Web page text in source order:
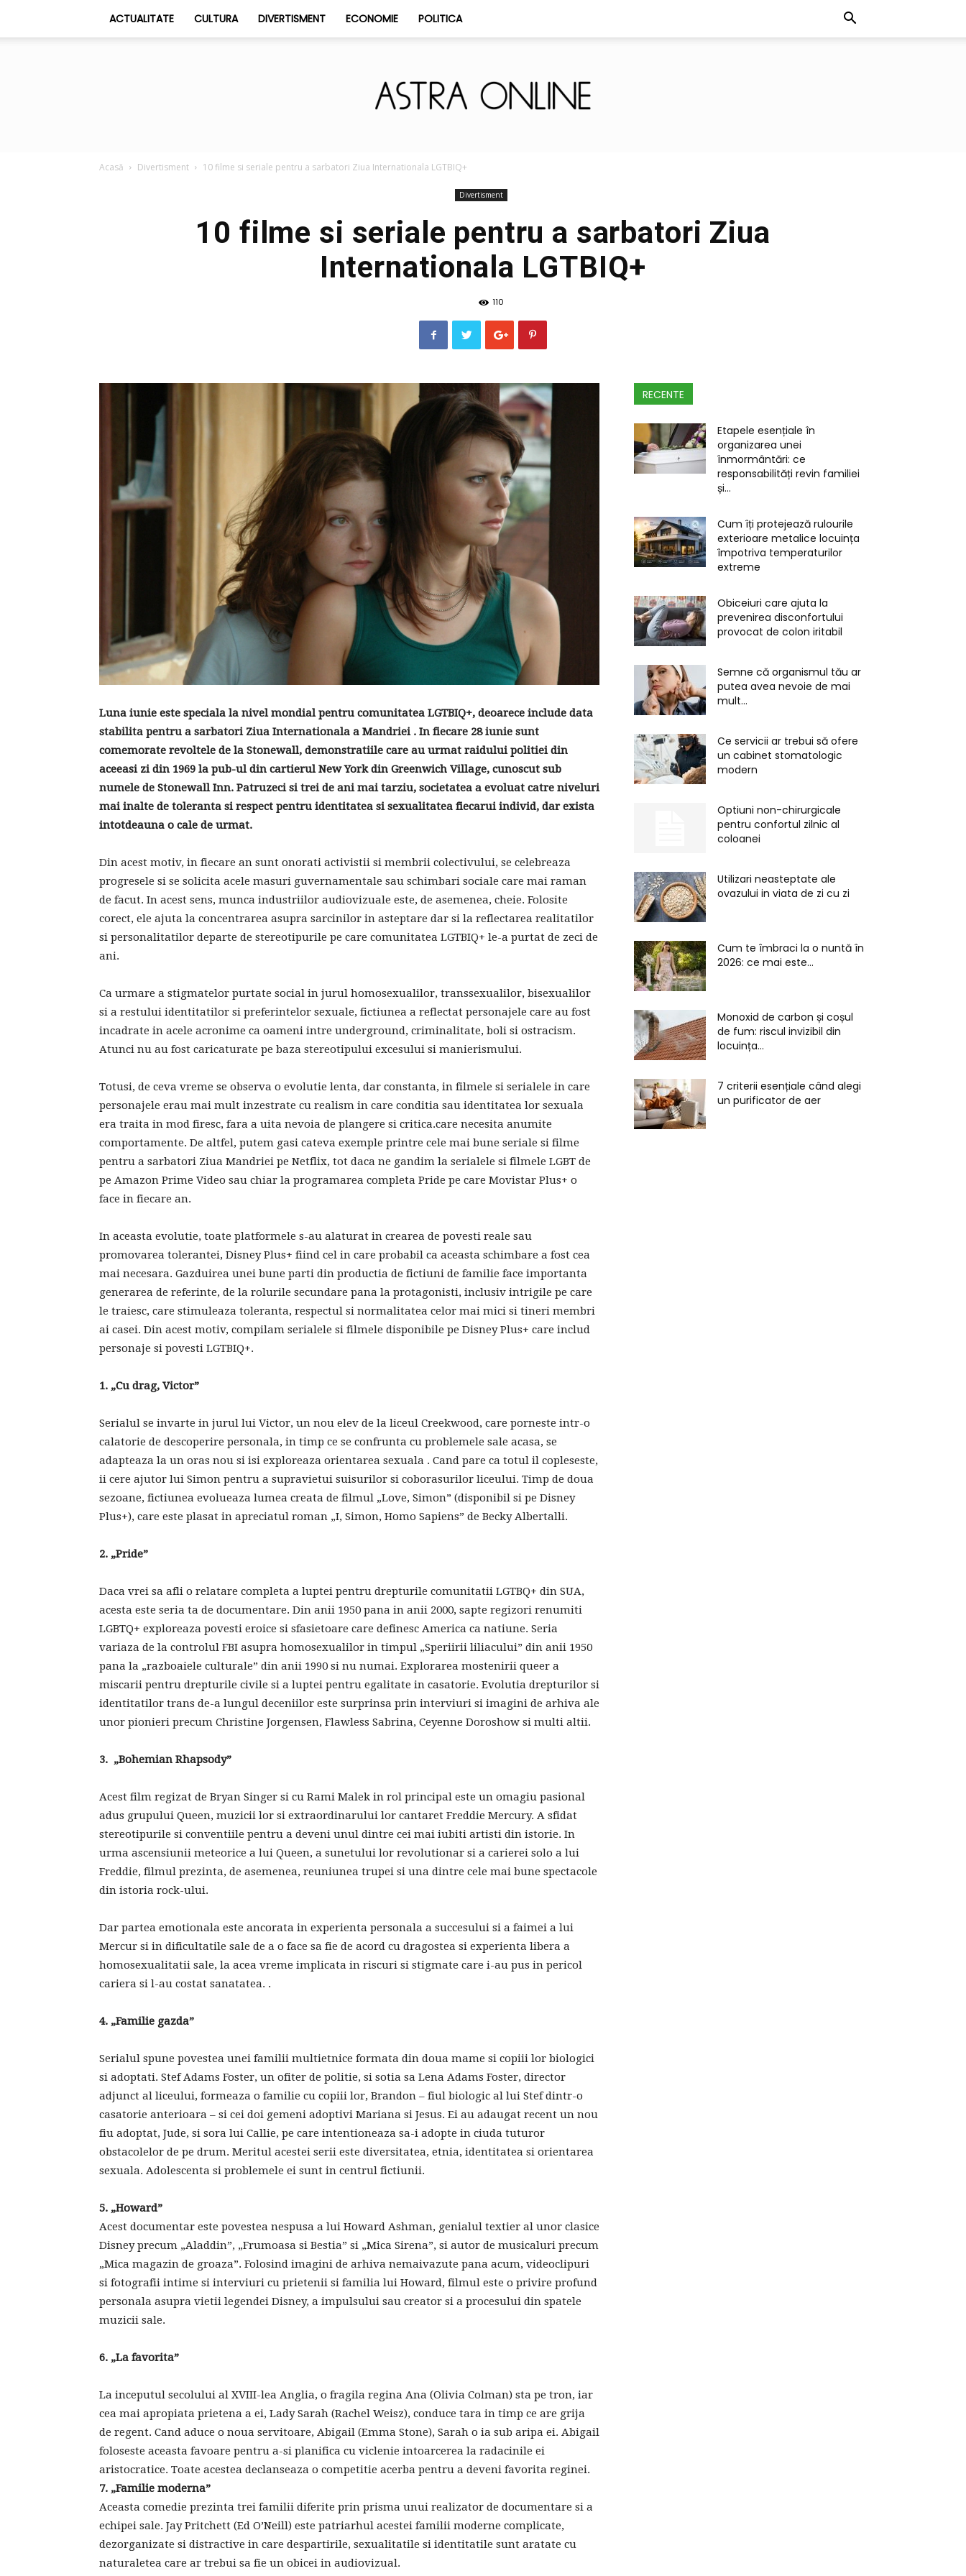
ACTUALITATE CULTURA DIVERTISMENT ECONOMIE POLITICA
Online
Acasă Divertisment 10 filme si seriale pentru a sarbatori Ziua Internationala LGTBIQ+
Divertisment
10 filme si seriale pentru a sarbatori Ziua
Internationala LGTBIQ+
110
Luna iunie este speciala la nivel mondial pentru comunitatea LGTBIQ+, deoarece include data
stabilita pentru a sarbatori Ziua Internationala a Mandriei . In fiecare 28 iunie sunt
comemorate revoltele de la Stonewall, demonstratiile care au urmat raidului politiei din
aceeasi zi din 1969 la pub-ul din cartierul New York din Greenwich Village, cunoscut sub
numele de Stonewall Inn. Patruzeci si trei de ani mai tarziu, societatea a evoluat catre niveluri
mai inalte de toleranta si respect pentru identitatea si sexualitatea fiecarui individ, dar exista
intotdeauna o cale de urmat.
Din acest motiv, in fiecare an sunt onorati activistii si membrii colectivului, se celebreaza
progresele si se solicita acele masuri guvernamentale sau schimbari sociale care mai raman
de facut. In acest sens, munca industriilor audiovizuale este, de asemenea, cheie. Folosite
corect, ele ajuta la concentrarea asupra sarcinilor in asteptare dar si la reflectarea realitatilor
si personalitatilor departe de stereotipurile pe care comunitatea LGTBIQ+ le-a purtat de zeci de
ani.
Ca urmare a stigmatelor purtate social in jurul homosexualilor, transsexualilor, bisexualilor
si a restului identitatilor si preferintelor sexuale, fictiunea a reflectat personajele care au fost
incadrate in acele acronime ca oameni intre underground, criminalitate, boli si ostracism.
Atunci nu au fost caricaturate pe baza stereotipului excesului si manierismului.
Totusi, de ceva vreme se observa o evolutie lenta, dar constanta, in filmele si serialele in care
personajele erau mai mult inzestrate cu realism in care conditia sau identitatea lor sexuala
era traita in mod firesc, fara a uita nevoia de plangere si critica.care necesita anumite
comportamente. De altfel, putem gasi cateva exemple printre cele mai bune seriale si filme
pentru a sarbatori Ziua Mandriei pe Netflix, tot daca ne gandim la serialele si filmele LGBT de
pe Amazon Prime Video sau chiar la programarea completa Pride pe care Movistar Plus+ o
face in fiecare an.
In aceasta evolutie, toate platformele s-au alaturat in crearea de povesti reale sau
promovarea tolerantei, Disney Plus+ fiind cel in care probabil ca aceasta schimbare a fost cea
mai necesara. Gazduirea unei bune parti din productia de fictiuni de familie face importanta
generarea de referinte, de la rolurile secundare pana la protagonisti, inclusiv intrigile pe care
le traiesc, care stimuleaza toleranta, respectul si normalitatea celor mai mici si tineri membri
ai casei. Din acest motiv, compilam serialele si filmele disponibile pe Disney Plus+ care includ
personaje si povesti LGTBIQ+.
1. „Cu drag, Victor”
Serialul se invarte in jurul lui Victor, un nou elev de la liceul Creekwood, care porneste intr-o
calatorie de descoperire personala, in timp ce se confrunta cu problemele sale acasa, se
adapteaza la un oras nou si isi exploreaza orientarea sexuala . Cand pare ca totul il copleseste,
ii cere ajutor lui Simon pentru a supravietui suisurilor si coborasurilor liceului. Timp de doua
sezoane, fictiunea evolueaza lumea creata de filmul „Love, Simon” (disponibil si pe Disney
Plus+), care este plasat in apreciatul roman „I, Simon, Homo Sapiens” de Becky Albertalli.
2. „Pride”
Daca vrei sa afli o relatare completa a luptei pentru drepturile comunitatii LGTBQ+ din SUA,
acesta este seria ta de documentare. Din anii 1950 pana in anii 2000, sapte regizori renumiti
LGBTQ+ exploreaza povesti eroice si sfasietoare care definesc America ca natiune. Seria
variaza de la controlul FBI asupra homosexualilor in timpul „Speriirii liliacului” din anii 1950
pana la „razboaiele culturale” din anii 1990 si nu numai. Explorarea mostenirii queer a
miscarii pentru drepturile civile si a luptei pentru egalitate in casatorie. Evolutia drepturilor si
identitatilor trans de-a lungul deceniilor este surprinsa prin interviuri si imagini de arhiva ale
unor pionieri precum Christine Jorgensen, Flawless Sabrina, Ceyenne Doroshow si multi altii.
3. „Bohemian Rhapsody”
Acest film regizat de Bryan Singer si cu Rami Malek in rol principal este un omagiu pasional
adus grupului Queen, muzicii lor si extraordinarului lor cantaret Freddie Mercury. A sfidat
stereotipurile si conventiile pentru a deveni unul dintre cei mai iubiti artisti din istorie. In
urma ascensiunii meteorice a lui Queen, a sunetului lor revolutionar si a carierei solo a lui
Freddie, filmul prezinta, de asemenea, reuniunea trupei si una dintre cele mai bune spectacole
din istoria rock-ului.
Dar partea emotionala este ancorata in experienta personala a succesului si a faimei a lui
Mercur si in dificultatile sale de a o face sa fie de acord cu dragostea si experienta libera a
homosexualitatii sale, la acea vreme implicata in riscuri si stigmate care i-au pus in pericol
cariera si l-au costat sanatatea. .
4. „Familie gazda”
Serialul spune povestea unei familii multietnice formata din doua mame si copiii lor biologici
si adoptati. Stef Adams Foster, un ofiter de politie, si sotia sa Lena Adams Foster, director
adjunct al liceului, formeaza o familie cu copiii lor, Brandon – fiul biologic al lui Stef dintr-o
casatorie anterioara – si cei doi gemeni adoptivi Mariana si Jesus. Ei au adaugat recent un nou
fiu adoptat, Jude, si sora lui Callie, pe care intentioneaza sa-i adopte in ciuda tuturor
obstacolelor de pe drum. Meritul acestei serii este diversitatea, etnia, identitatea si orientarea
sexuala. Adolescenta si problemele ei sunt in centrul fictiunii.
5. „Howard”
Acest documentar este povestea nespusa a lui Howard Ashman, genialul textier al unor clasice
Disney precum „Aladdin”, „Frumoasa si Bestia” si „Mica Sirena”, si autor de musicaluri precum
„Mica magazin de groaza”. Folosind imagini de arhiva nemaivazute pana acum, videoclipuri
si fotografii intime si interviuri cu prietenii si familia lui Howard, filmul este o privire profund
personala asupra vietii legendei Disney, a impulsului sau creator si a procesului din spatele
muzicii sale.
6. „La favorita”
La inceputul secolului al XVIII-lea Anglia, o fragila regina Ana (Olivia Colman) sta pe tron, iar
cea mai apropiata prietena a ei, Lady Sarah (Rachel Weisz), conduce tara in timp ce are grija
de regent. Cand aduce o noua servitoare, Abigail (Emma Stone), Sarah o ia sub aripa ei. Abigail
foloseste aceasta favoare pentru a-si planifica cu viclenie intoarcerea la radacinile ei
aristocratice. Toate acestea declanseaza o competitie acerba pentru a deveni favorita reginei.
7. „Familie moderna”
Aceasta comedie prezinta trei familii diferite prin prisma unui realizator de documentare si a
echipei sale. Jay Pritchett (Ed O’Neill) este patriarhul acestei familii moderne complicate,
dezorganizate si distractive in care despartirile, sexualitatile si identitatile sunt aratate cu
naturaletea care ar trebui sa fie un obicei in audiovizual.
RECENTE
Etapele esențiale în
organizarea unei
înmormântări: ce
responsabilități revin familiei
și...
Cum îți protejează rulourile
exterioare metalice locuința
împotriva temperaturilor
extreme
Obiceiuri care ajuta la
prevenirea disconfortului
provocat de colon iritabil
Semne că organismul tău ar
putea avea nevoie de mai
mult...
Ce servicii ar trebui să ofere
un cabinet stomatologic
modern
Optiuni non-chirurgicale
pentru confortul zilnic al
coloanei
Utilizari neasteptate ale
ovazului in viata de zi cu zi
Cum te îmbraci la o nuntă în
2026: ce mai este...
Monoxid de carbon și coșul
de fum: riscul invizibil din
locuința...
7 criterii esențiale când alegi
un purificator de aer